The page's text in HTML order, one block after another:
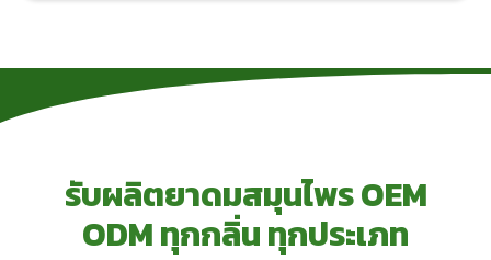
รับผลิตยาดมสมุนไพร OEM
ODM ทุกกลิ่น ทุกประเภท